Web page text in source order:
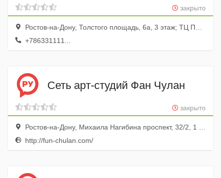
закрыто
Ростов-на-Дону, Толстого площадь, 6а, 3 этаж; ТЦ Площадь
+786331111...
Сеть арт-студий Фан Чулан
закрыто
Ростов-на-Дону, Михаила Нагибина проспект, 32/2, 1 этаж
http://fun-chulan.com/